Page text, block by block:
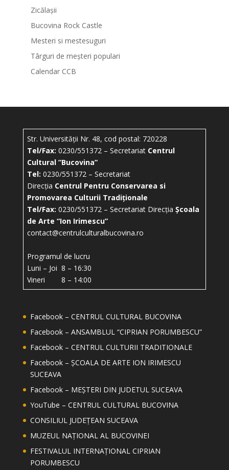
Zicălașii
Bucovina Rock Castle
Mesteri si mestesuguri
Târguri de meșteri populari
Calendar CCB
Str. Universității Nr. 48, cod postal: 720228
Tel/Fax: 0230/551372 – Secretariat Centrul
Cultural ”Bucovina”
Tel: 0230/551372 – Secretariat
Direcția Centrul Pentru Conservarea si
Promovarea Culturii Tradiționale
Tel/Fax: 0230/551372 – Secretariat Direcția Școala
de Arte “Ion Irimescu”
contact@centrulculturalbucovina.ro
Programul de lucru
Luni – Joi 8 – 16:30
Vineri 8 – 14:00
Facebook – CENTRUL CULTURAL BUCOVINA
Facebook – ANSAMBLUL “CIPRIAN PORUMBESCU”
Facebook – CENTRUL CULTURII TRADITIONALE
Facebook – ȘCOALA DE ARTE ION IRIMESCU
SUCEAVA
Facebook – MEȘTERI DIN JUDETUL SUCEAVA
YouTube – CENTRUL CULTURAL BUCOVINA
CONSILIUL JUDEȚEAN SUCEAVA
MUZEUL NAȚIONAL AL BUCOVINEI
FESTIVALUL INTERNAȚIONAL CIPRIAN
PORUMBESCU